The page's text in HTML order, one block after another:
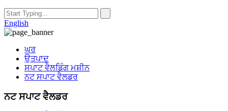
English
ਘਰ
ਉਤਪਾਦ
ਸਪਾਟ ਵੈਲਡਿੰਗ ਮਸ਼ੀਨ
ਨਟ ਸਪਾਟ ਵੈਲਡਰ
ਨਟ ਸਪਾਟ ਵੈਲਡਰ